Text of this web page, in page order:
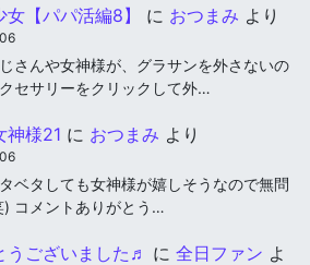
女【パパ活編8】 に おつまみ より
さんや女神様が、グラサンを外さないの
セサリーをクリックして外…
神様21 に おつまみ より
ベタしても女神様が嬉しそうなので無問
) コメントありがとう…
うございました♬ に 全日ファン よ